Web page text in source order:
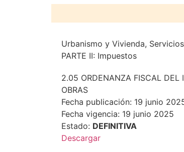
Urbanismo y Vivienda,
PARTE II: Impuestos
2.05 ORDENANZA FISCAL DEL
OBRAS
Fecha publicación: 19 junio
Fecha vigencia: 19 junio 2025
Estado: DEFINITIVA
Descargar